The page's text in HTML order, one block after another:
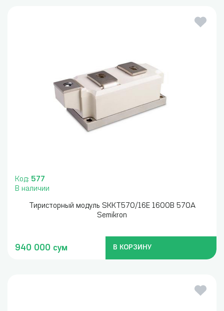
Код: 577
В наличии
Тиристорный модуль SKKT570/16E 1600В 570А
Semikron
940 000 сум В КОРЗИНУ